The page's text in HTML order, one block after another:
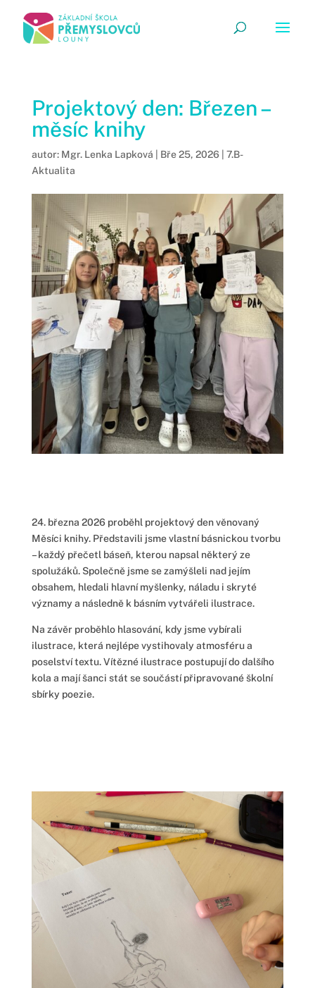
Projektový den: Březen –
měsíc knihy
autor: Mgr. Lenka Lapková Bře 25, 2026| 7.B-
Aktualita
24. března 2026 proběhl projektový den věnovaný
Měsíci knihy. Představili jsme vlastní básnickou tvorbu
– každý přečetl báseň, kterou napsal některý ze
spolužáků. Společně jsme se zamýšleli nad jejím
obsahem, hledali hlavní myšlenky, náladu i skryté
významy a následně k básním vytvářeli ilustrace.
Na závěr proběhlo hlasování, kdy jsme vybírali
ilustrace, která nejlépe vystihovaly atmosféru a
poselství textu. Vítězné ilustrace postupují do dalšího
kola a mají šanci stát se součástí připravované školní
sbírky poezie.